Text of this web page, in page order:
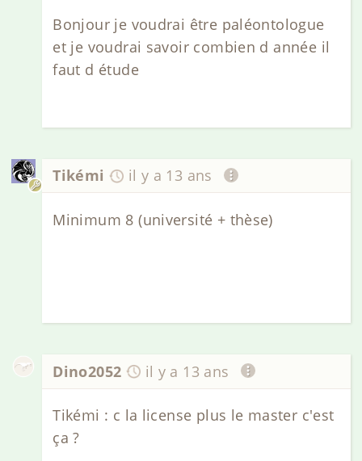
Bonjour je voudrai être paléontologue
et je voudrai savoir combien d année il
faut d étude
Tikémi il y a 13 ans
Minimum 8 (université + thèse)
Dino2052 il y a 13 ans
Tikémi : c la license plus le master c'est
ça ?